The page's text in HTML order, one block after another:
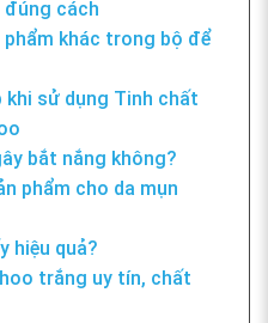
đúng cách
phẩm khác trong bộ để
sử dụng Tinh chất
bắt nắng không?
phẩm cho da mụn
hiệu quả?
trắng uy tín, chất